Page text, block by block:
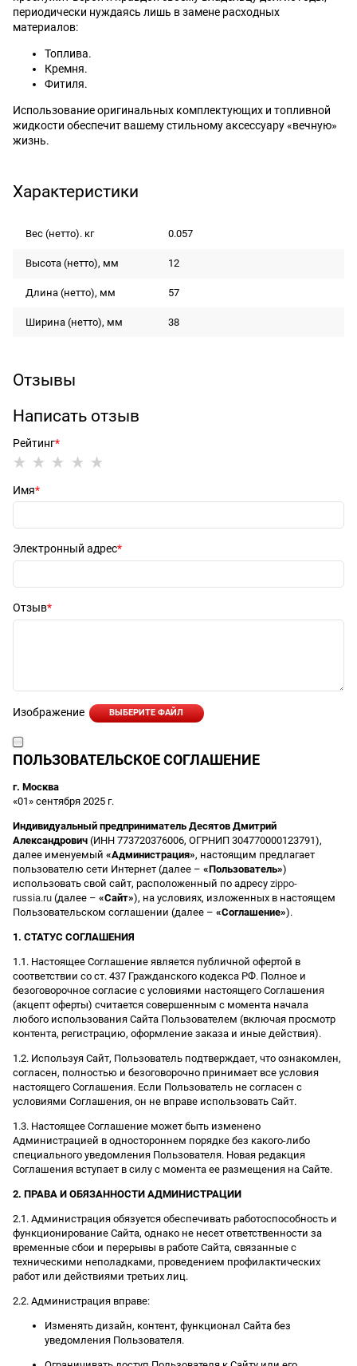
периодически нуждаясь лишь в замене расходных
материалов:
Топлива.
Кремня.
Фитиля.
Использование оригинальных комплектующих и топливной
жидкости обеспечит вашему стильному аксессуару «вечную»
жизнь.
Характеристики
Вес (нетто). кг 0.057
Высота (нетто), мм 12
Длина (нетто), мм 57
Ширина (нетто), мм 38
Отзывы
Написать отзыв
Рейтинг
Имя
Электронный адрес
Отзыв
Изображение ВЫБЕРИТЕ ФАЙЛ
ПОЛЬЗОВАТЕЛЬСКОЕ СОГЛАШЕНИЕ
г. Москва
«01» сентября 2025 г.
Индивидуальный предприниматель Десятов Дмитрий
Александрович (ИНН 773720376006, ОГРНИП 304770000123791),
далее именуемый «Администрация», настоящим предлагает
пользователю сети Интернет (далее – «Пользователь»)
использовать свой сайт, расположенный по адресу zippo-
russia.ru (далее – «Сайт»), на условиях, изложенных в настоящем
Пользовательском соглашении (далее – «Соглашение»).
1. СТАТУС СОГЛАШЕНИЯ
1.1. Настоящее Соглашение является публичной офертой в
соответствии со ст. 437 Гражданского кодекса РФ. Полное и
безоговорочное согласие с условиями настоящего Соглашения
(акцепт оферты) считается совершенным с момента начала
любого использования Сайта Пользователем (включая просмотр
контента, регистрацию, оформление заказа и иные действия).
1.2. Используя Сайт, Пользователь подтверждает, что ознакомлен,
согласен, полностью и безоговорочно принимает все условия
настоящего Соглашения. Если Пользователь не согласен с
условиями Соглашения, он не вправе использовать Сайт.
1.3. Настоящее Соглашение может быть изменено
Администрацией в одностороннем порядке без какого-либо
специального уведомления Пользователя. Новая редакция
Соглашения вступает в силу с момента ее размещения на Сайте.
2. ПРАВА И ОБЯЗАННОСТИ АДМИНИСТРАЦИИ
2.1. Администрация обязуется обеспечивать работоспособность и
функционирование Сайта, однако не несет ответственности за
временные сбои и перерывы в работе Сайта, связанные с
техническими неполадками, проведением профилактических
работ или действиями третьих лиц.
2.2. Администрация вправе:
Изменять дизайн, контент, функционал Сайта без
уведомления Пользователя.